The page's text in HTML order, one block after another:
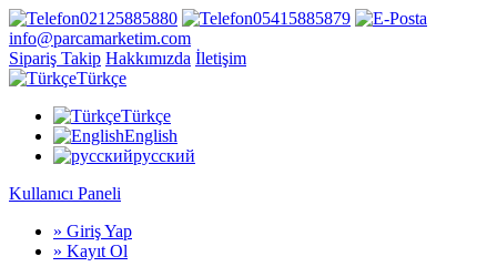
02125885880
05415885879
info@parcamarketim.com
Sipariş Takip Hakkımızda İletişim
Türkçe
Türkçe
English
русский
Kullanıcı Paneli
» Giriş Yap
» Kayıt Ol